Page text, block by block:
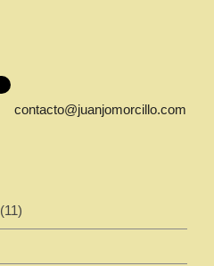
contacto@juanjomorcillo.com
(11)